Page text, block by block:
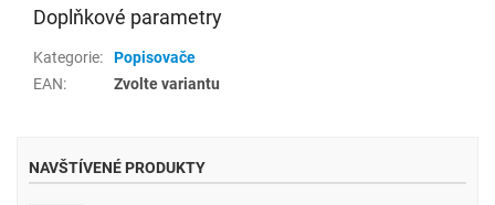
Doplňkové parametry
Kategorie:
Popisovače
EAN: Zvolte variantu
NAVŠTÍVENÉ PRODUKTY